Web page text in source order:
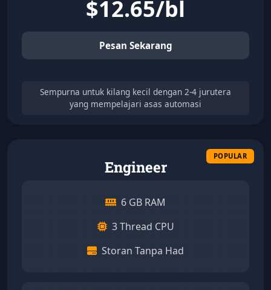
$12.65/bl
Pesan Sekarang
Sempurna untuk kilang kecil dengan 2-4 jurutera
yang mempelajari asas automasi
Engineer
6 GB RAM
3 Thread CPU
Storan Tanpa Had